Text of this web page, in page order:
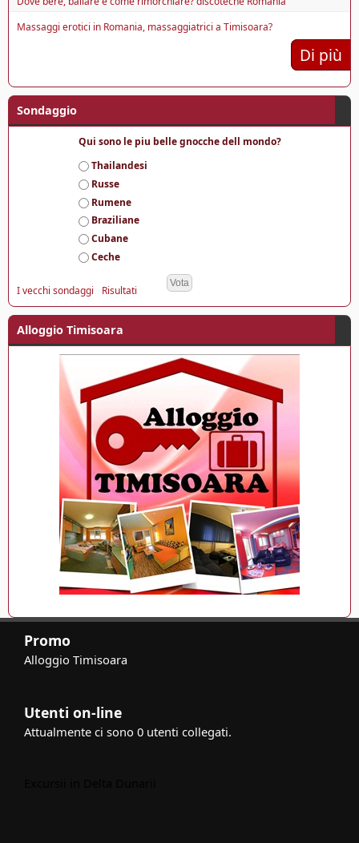
Massaggi erotici in Romania, massaggiatrici a Timisoara?
Di più
Sondaggio
Qui sono le piu belle gnocche dell mondo?
S
c
e
l
t
e
Thailandesi
Russe
Rumene
Braziliane
Cubane
Ceche
I vecchi sondaggi Risultati
Alloggio Timisoara
Promo
Alloggio Timisoara
Utenti on-line
Attualmente ci sono 0 utenti collegati.